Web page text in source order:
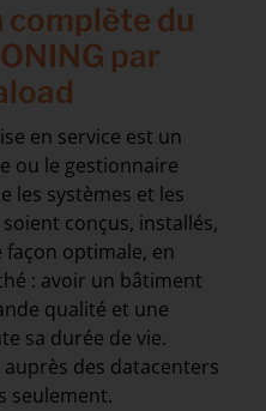
complète du
par
en service est un
ou le gestionnaire
les systèmes et les
conçus, installés,
optimale, en
: avoir un bâtiment
qualité et une
sa durée de vie.
des datacenters
seulement.